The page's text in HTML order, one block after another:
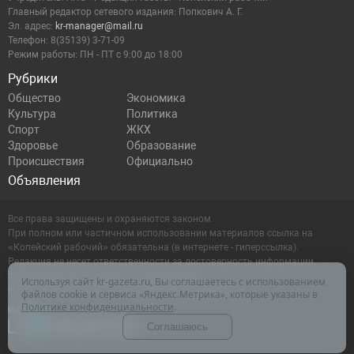
Рубрики
Общество
Экономика
Культура
Политика
Спорт
ЖКХ
Здоровье
Образование
Происшествия
Официально
Объявления
Главный редактор сетевого издания: Попкович А. Г.
Эл. адрес: kr-manager@mail.ru
Телефон: 8(35139) 3-71-09
Режим работы: ПН - ПТ с 9:00 до 18:00
Все права защищены и охраняются законом.
При полном или частичном использовании материалов ссылка на
«Копейский рабочий» обязательна (в интернете - гиперссылка).
Редакция не несет ответственности за достоверность информации,
содержащейся в рекламных объявлениях.
Настоящий ресурс может содержать материалы 16+
Используя сайт kr-gazeta.ru, Вы соглашаетесь с использованием
файлов cookie и сервиса «Яндекс.Метрика», которые указаны в
Политике конфиденциальности.
Соглашаюсь